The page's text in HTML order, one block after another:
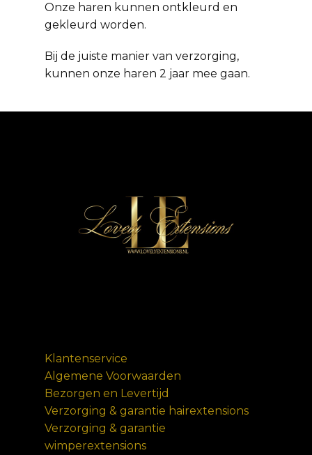
Onze haren kunnen ontkleurd en
gekleurd worden.
Bij de juiste manier van verzorging,
kunnen onze haren 2 jaar mee gaan.
Klantenservice
Algemene Voorwaarden
Bezorgen en Levertijd
Verzorging & garantie hairextensions
Verzorging & garantie
wimperextensions